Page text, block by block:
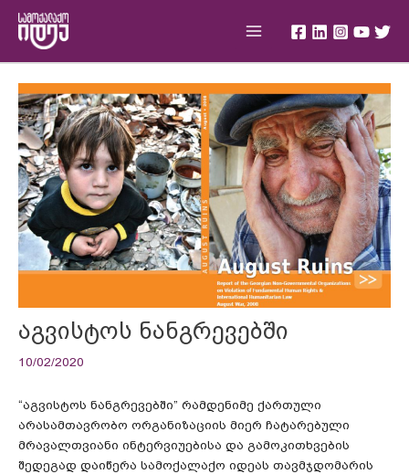
content
აგვისტოს ნანგრევებში
10/02/2020
“აგვისტოს ნანგრევებში” რამდენიმე ქართული
არასამთავრობო ორგანიზაციის მიერ ჩატარებული
მრავალთვიანი ინტერვიუებისა და გამოკითხვების
შედეგად დაიწერა სამოქალაქო იდეას თავმჯდომარის
navigation